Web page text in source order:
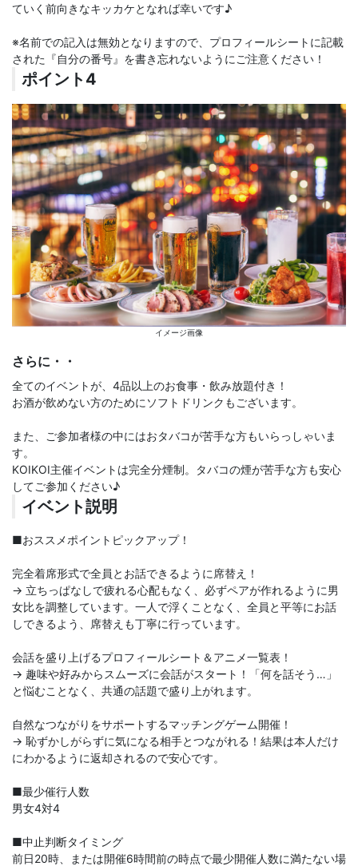
ていく前向きなキッカケとなれば幸いです♪
※名前での記入は無効となりますので、プロフィールシートに記載
された『自分の番号』を書き忘れないようにご注意ください！
ポイント4
イメージ画像
さらに・・
全てのイベントが、4品以上のお食事・飲み放題付き！
お酒が飲めない方のためにソフトドリンクもございます。
また、ご参加者様の中にはおタバコが苦手な方もいらっしゃいま
す。
KOIKOI主催イベントは完全分煙制。タバコの煙が苦手な方も安心
してご参加ください♪
イベント説明
■おススメポイントピックアップ！
完全着席形式で全員とお話できるように席替え！
→ 立ちっぱなしで疲れる心配もなく、必ずペアが作れるように男
女比を調整しています。一人で浮くことなく、全員と平等にお話
しできるよう、席替えも丁寧に行っています。
会話を盛り上げるプロフィールシート＆アニメ一覧表！
→ 趣味や好みからスムーズに会話がスタート！「何を話そう…」
と悩むことなく、共通の話題で盛り上がれます。
自然なつながりをサポートするマッチングゲーム開催！
→ 恥ずかしがらずに気になる相手とつながれる！結果は本人だけ
にわかるように返却されるので安心です。
■最少催行人数
男女4対4
■中止判断タイミング
前日20時、または開催6時間前の時点で最少開催人数に満たない場